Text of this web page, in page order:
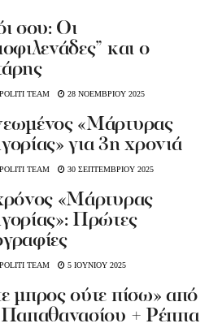
σου: Οι
και ο
TEAM 28 ΝΟΕΜΒΡΙΟΥ 2025
«Μάρτυρας
για 3η χρονιά
TEAM 30 ΣΕΠΤΕΜΒΡΙΟΥ 2025
«Μάρτυρας
Πρώτες
TEAM 5 ΙΟΥΝΙΟΥ 2025
μπρος ούτε πίσω» από
Παπαθανασίου + Ρέππα